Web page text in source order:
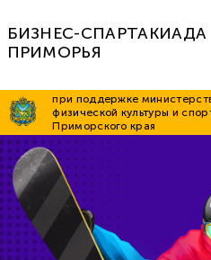
БИЗНЕС-СПАРТАКИАДА
ПРИМОРЬЯ
при поддержке
физической культуры и
Приморского края